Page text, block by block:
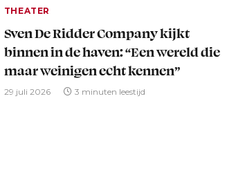
THEATER
Sven De Ridder Company kijkt
binnen in de haven: “Een wereld die
maar weinigen echt kennen”
29 juli 2026 3 minuten leestijd